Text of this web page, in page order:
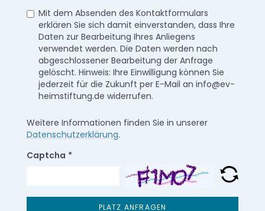
Mit dem Absenden des Kontaktformulars
erklären Sie sich damit einverstanden, dass Ihre
Daten zur Bearbeitung Ihres Anliegens
verwendet werden. Die Daten werden nach
abgeschlossener Bearbeitung der Anfrage
gelöscht. Hinweis: Ihre Einwilligung können Sie
jederzeit für die Zukunft per E-Mail an info@ev-
heimstiftung.de widerrufen.
Weitere Informationen finden Sie in unserer
Datenschutzerklärung.
Captcha *